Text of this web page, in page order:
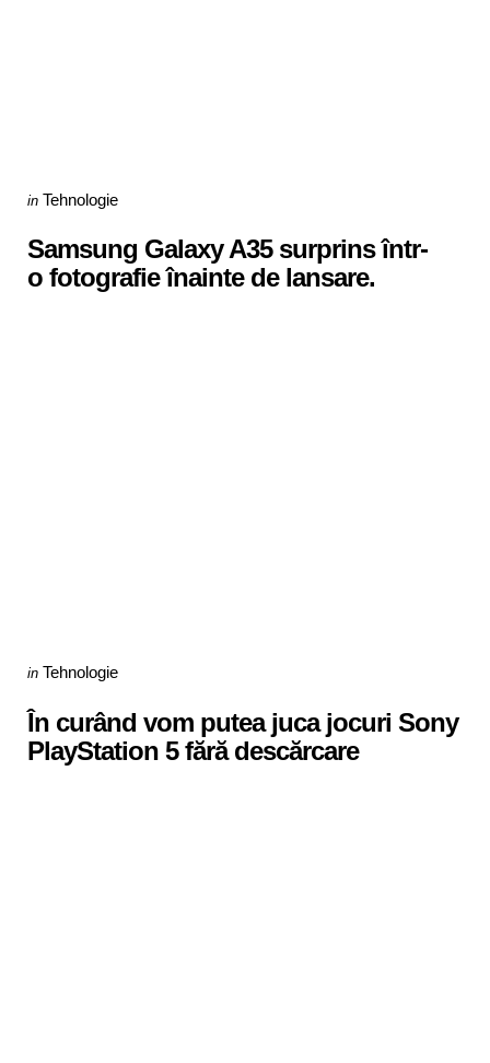
Categories
Posted
in Tehnologie
Samsung Galaxy A35 surprins într-
o fotografie înainte de lansare.
Categories
Posted
in Tehnologie
În curând vom putea juca jocuri Sony
PlayStation 5 fără descărcare